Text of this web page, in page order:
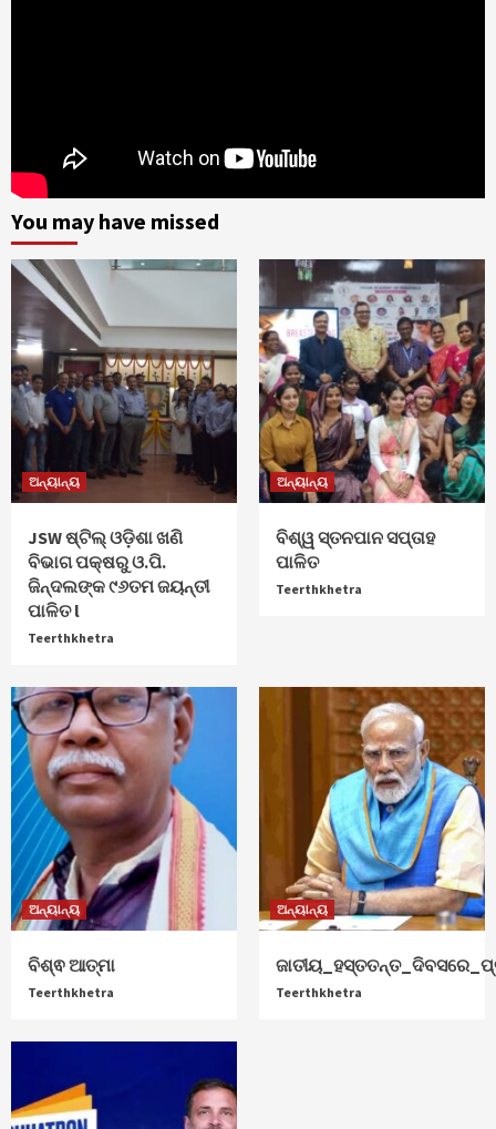
You may have missed
ଅନ୍ୟାନ୍ୟ
JSW ଷ୍ଟିଲ୍ ଓଡ଼ିଶା ଖଣି
ବିଭାଗ ପକ୍ଷରୁ ଓ.ପି.
ଜିନ୍ଦଲଙ୍କ ୯୬ତମ ଜୟନ୍ତୀ
ପାଳିତ l
Teerthkhetra
ଅନ୍ୟାନ୍ୟ
ବିଶ୍ୱ ସ୍ତନପାନ ସପ୍ତାହ
ପାଳିତ
Teerthkhetra
ଅନ୍ୟାନ୍ୟ
ବିଶ୍ଵ ଆତ୍ମା
Teerthkhetra
ଅନ୍ୟାନ୍ୟ
Teerthkhetra